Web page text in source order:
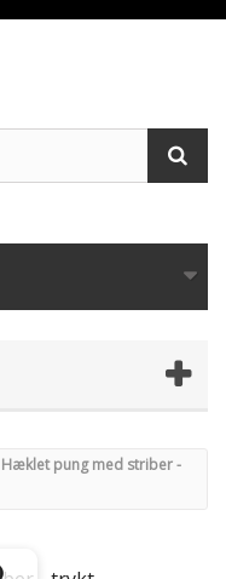
Hæklet pung med striber -